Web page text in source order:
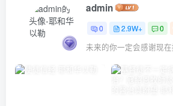
admin
0 2.9W+ 0
未来的你一定会感谢现